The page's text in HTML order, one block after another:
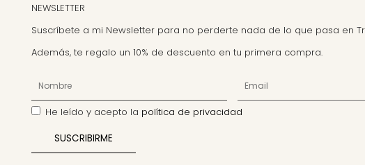
NEWSLETTER
Suscríbete a mi Newsletter para no perderte nada de lo que pasa en
Además, te regalo un 10% de descuento en tu primera compra.
He leído y acepto la política de privacidad